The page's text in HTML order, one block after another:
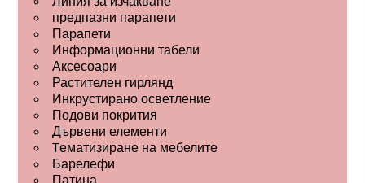
предпазни парапети
Парапети
Информационни табели
Аксесоари
Растителен гирлянд
Инкрустирано осветление
Подови покрития
Дървени елементи
Tематизиране на мебелите
Барелефи